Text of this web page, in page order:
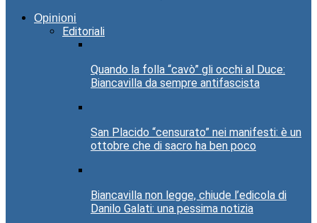
Opinioni
Editoriali
Quando la folla “cavò” gli occhi al Duce:
Biancavilla da sempre antifascista
San Placido “censurato” nei manifesti: è un
ottobre che di sacro ha ben poco
Biancavilla non legge, chiude l’edicola di
Danilo Galati: una pessima notizia